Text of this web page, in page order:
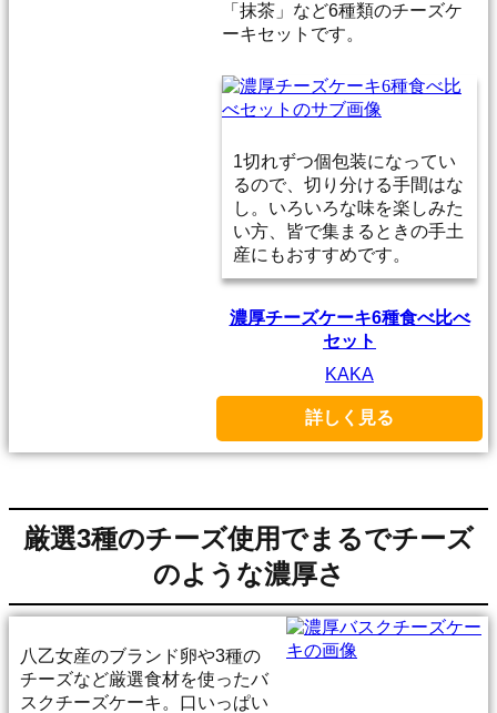
「抹茶」など6種類のチーズケ
ーキセットです。
1切れずつ個包装になってい
るので、切り分ける手間はな
し。いろいろな味を楽しみた
い方、皆で集まるときの手土
産にもおすすめです。
濃厚チーズケーキ6種食べ比べ
セット
KAKA
詳しく見る
厳選3種のチーズ使用でまるでチーズ
のような濃厚さ
八乙女産のブランド卵や3種の
チーズなど厳選食材を使ったバ
スクチーズケーキ。口いっぱい